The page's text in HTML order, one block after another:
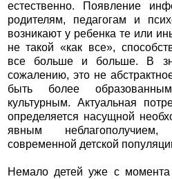
естественно. Появление
родителям, педагогам и
возникают у ребенка те или
не такой «как все»,
все больше и больше. В
сожалению, это не
быть более
культурным. Актуальная
определяется насущной
явным
современной детской
Немало детей уже с